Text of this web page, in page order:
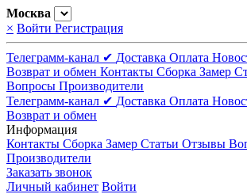
Москва
× Войти Регистрация
Телеграмм-канал ✔ Доставка Оплата
Возврат и обмен Контакты Сборка Замер
Вопросы Производители
Телеграмм-канал ✔ Доставка Оплата
Возврат и обмен
Информация
Контакты Сборка Замер Статьи Отзывы
Производители
Заказать звонок
Личный кабинет Войти